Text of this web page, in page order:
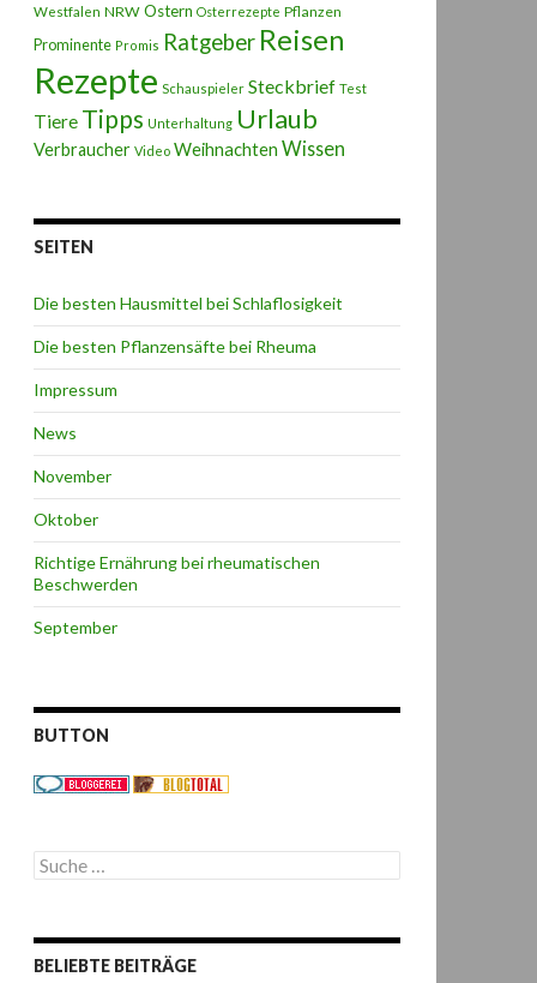
Westfalen NRW Ostern Osterrezepte Pflanzen
Prominente Promis Ratgeber Reisen
Rezepte Schauspieler Steckbrief Test
Tiere Tipps Unterhaltung Urlaub
Verbraucher Video Weihnachten Wissen
SEITEN
Die besten Hausmittel bei Schlaflosigkeit
Die besten Pflanzensäfte bei Rheuma
Impressum
News
November
Oktober
Richtige Ernährung bei rheumatischen
Beschwerden
September
BUTTON
S
u
e
n
BELIEBTE BEITRÄGE